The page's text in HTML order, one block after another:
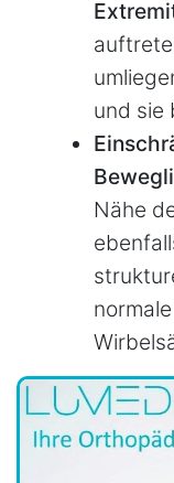
und sie
Nähe